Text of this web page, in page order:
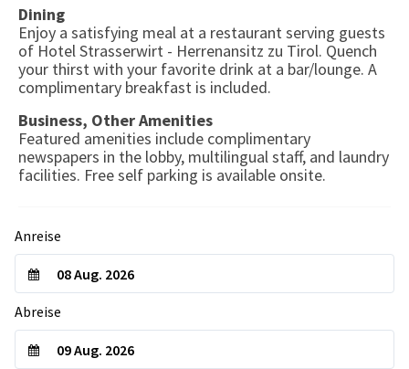
Dining
Enjoy a satisfying meal at a restaurant serving guests
of Hotel Strasserwirt - Herrenansitz zu Tirol. Quench
your thirst with your favorite drink at a bar/lounge. A
complimentary breakfast is included.
Business, Other Amenities
Featured amenities include complimentary
newspapers in the lobby, multilingual staff, and laundry
facilities. Free self parking is available onsite.
Anreise
Abreise